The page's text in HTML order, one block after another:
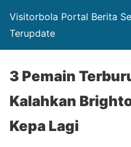
Visitorbola Portal Berita
Terupdate
3 Pemain
Kalahkan
Kepa Lagi